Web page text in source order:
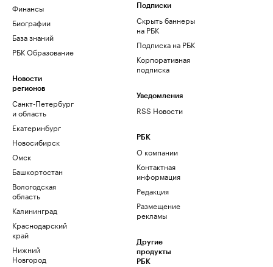
Финансы
Биографии
База знаний
РБК Образование
Новости
регионов
Санкт-Петербург
и область
Екатеринбург
Новосибирск
Омск
Башкортостан
Вологодская
область
Калининград
Краснодарский
край
Нижний
Новгород
Подписки
Скрыть баннеры
на РБК
Подписка на РБК
Корпоративная
подписка
Уведомления
RSS Новости
РБК
О компании
Контактная
информация
Редакция
Размещение
рекламы
Другие
продукты
РБК